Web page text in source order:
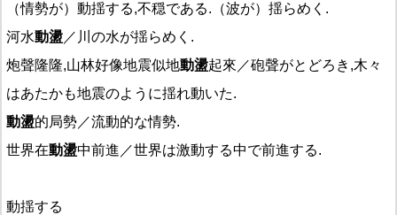
（情勢が）動揺する,不穏である.（波が）揺らめく.
河水動盪／川の水が揺らめく.
炮聲隆隆,山林好像地震似地動盪起來／砲聲がとどろき,木々
はあたかも地震のように揺れ動いた.
動盪的局勢／流動的な情勢.
世界在動盪中前進／世界は激動する中で前進する.
動揺する